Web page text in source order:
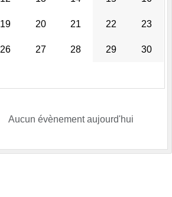
19 20 21 22 23
26 27 28 29 30
Aucun évènement aujourd'hui